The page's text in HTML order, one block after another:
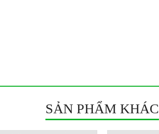
SẢN PHẨM KHÁC